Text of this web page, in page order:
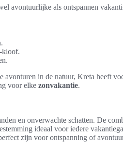
avontuurlijke als ontspannen
kloof.
avonturen in de natuur, Kreta heeft
voor elke zonvakantie.
en onverwachte schatten. De
ideaal voor iedere
zijn voor ontspanning of